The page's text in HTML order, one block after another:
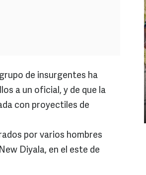
de insurgentes ha
a un oficial, y de que la
con proyectiles de
por varios hombres
Diyala, en el este de